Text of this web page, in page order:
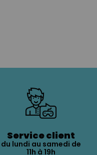
Service client
du lundi au samedi de
11h à 19h